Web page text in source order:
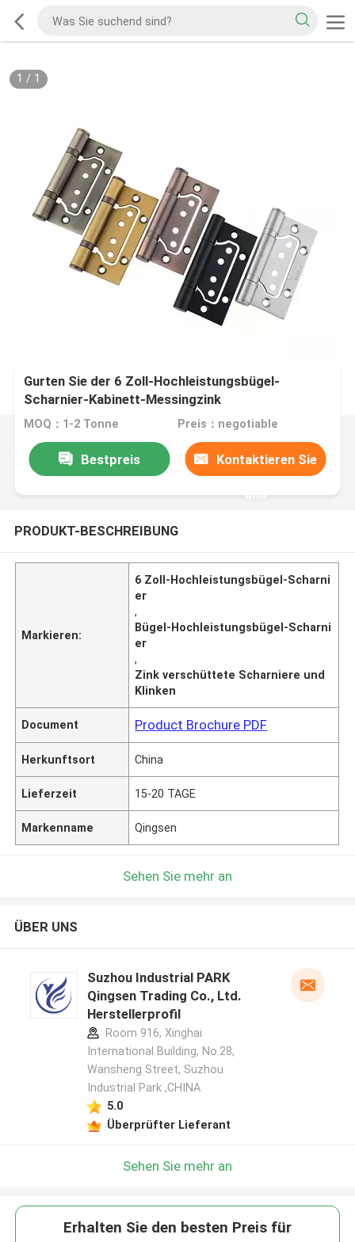
1 / 1
Gurten Sie der 6 Zoll-Hochleistungsbügel-
Scharnier-Kabinett-Messingzink
MOQ：1-2 Tonne Preis：negotiable
Bestpreis Kontaktieren Sie
uns
PRODUKT-BESCHREIBUNG
Markieren:
6 Zoll-Hochleistungsbügel-Scharni
er
,
Bügel-Hochleistungsbügel-Scharni
er
,
Zink verschüttete Scharniere und
Klinken
Document Product Brochure PDF
Herkunftsort China
Lieferzeit 15-20 TAGE
Markenname Qingsen
Sehen Sie mehr an
ÜBER UNS
Suzhou Industrial PARK
Qingsen Trading Co., Ltd.
Herstellerprofil
Room 916, Xinghai
International Building, No.28,
Wansheng Street, Suzhou
Industrial Park ,CHINA
5.0
Überprüfter Lieferant
Sehen Sie mehr an
Erhalten Sie den besten Preis für